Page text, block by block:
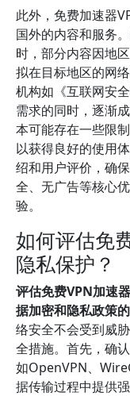
此外，免费加速器
国外的内容和服务
时，部分内容因地
拟在目标地区的网
机构如《互联网安
需求的同时，逐渐
本可能存在一些限
以获得良好的使用
绍和用户评价，确
全、无广告等核心
验。
如何评估免
隐私保护？
评估免费VPN加速
据加密和隐私政策的
络安全不会受到威
全措施。首先，确
如OpenVPN、
据传输过程中提供